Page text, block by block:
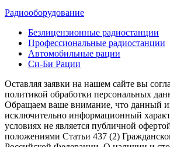
Радиооборудование
Безлицензионные радиостанции
Профессиональные радиостанции
Автомобильные рации
Си-Би Рации
Оставляя заявки на нашем сайте вы
политикой обработки персональных
Обращаем ваше внимание, что данный
исключительно информационный
условиях не является публичной
положениями Статьи 437 (2)